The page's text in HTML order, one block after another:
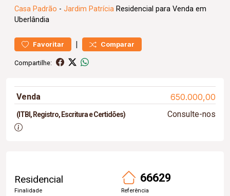
Casa Padrão - Jardim Patrícia Residencial para Venda em
Uberlândia
Favoritar | Comparar
Compartilhe:
Venda 650.000,00
(ITBI, Registro, Escritura e Certidões) Consulte-nos
Residencial
Finalidade
66629
Referência